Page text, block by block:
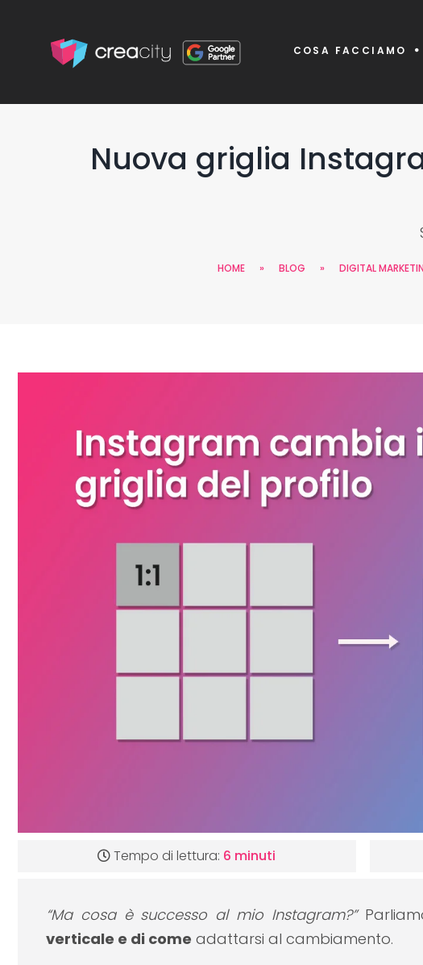
COSA FACCIAMO
Nuova griglia
HOME » BLOG » DIGITAL
Tempo di lettura: 6 minuti
“Ma cosa è successo al mio Instagram?”
verticale e di come adattarsi al cambiamento.